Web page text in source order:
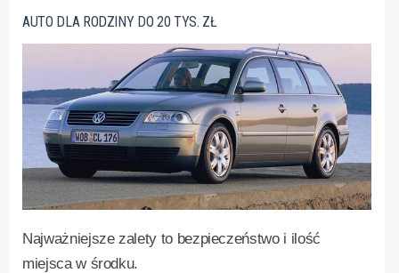
AUTO DLA RODZINY DO 20 TYS. ZŁ
Najważniejsze zalety to bezpieczeństwo i ilość
miejsca w środku.